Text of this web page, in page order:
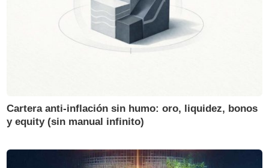
Cartera anti-inflación sin humo: oro, liquidez, bonos
y equity (sin manual infinito)